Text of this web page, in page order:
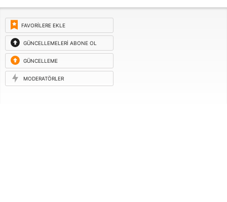
FAVORILERE EKLE
GÜNCELLEMELERI ABONE OL
GÜNCELLEME
ISTEĞI
MODERATÖRLER